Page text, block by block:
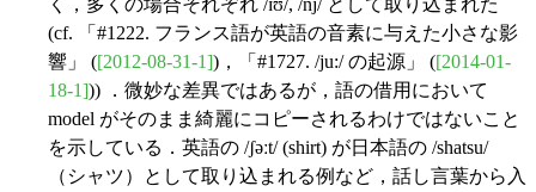
く，多くの場合それぞれ /ɪʊ/, /nj/ として取り込まれた
(cf. 「#1222. フランス語が英語の音素に与えた小さな影
響」 ([2012-08-31-1])，「#1727. /ju:/ の起源」 ([2014-01-
18-1])) ．微妙な差異ではあるが，語の借用において
model がそのまま綺麗にコピーされるわけではないこと
を示している．英語の /ʃəːt/ (shirt) が日本語の /shatsu/
（シャツ）として取り込まれる例など，話し言葉から入